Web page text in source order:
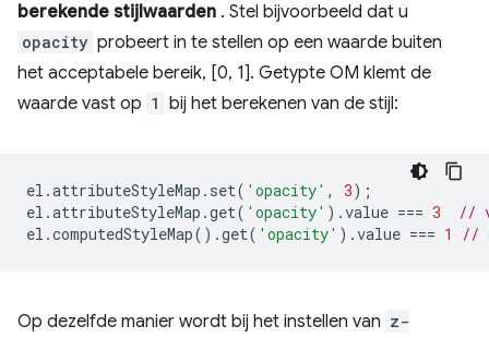
berekende stijlwaarden . Stel bijvoorbeeld dat u
opacity probeert in te stellen op een waarde buiten
het acceptabele bereik, [0, 1]. Getypte OM klemt de
waarde vast op 1 bij het berekenen van de stijl:
el .attributeStyleMap . set( 'opacity' , 3);
el .attributeStyleMap .get( 'opacity' ).value === 3
//
el .computedStyleMap().get( 'opacity' ).value === 1 //
Op dezelfde manier wordt bij het instellen van z-